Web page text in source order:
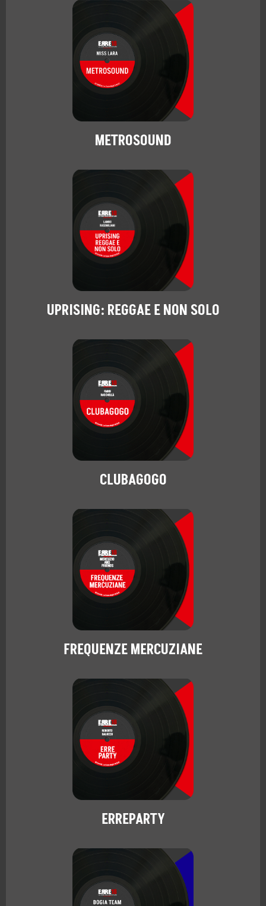
METROSOUND
UPRISING: REGGAE E NON SOLO
CLUBAGOGO
FREQUENZE MERCUZIANE
ERREPARTY